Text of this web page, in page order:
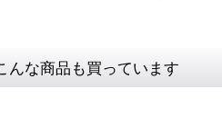
んな商品も買っています